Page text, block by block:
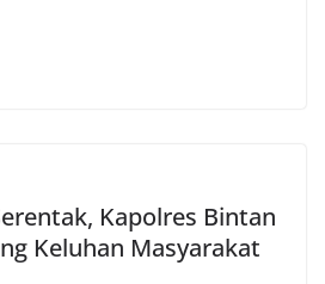
Kapolres Bintan
Keluhan Masyarakat